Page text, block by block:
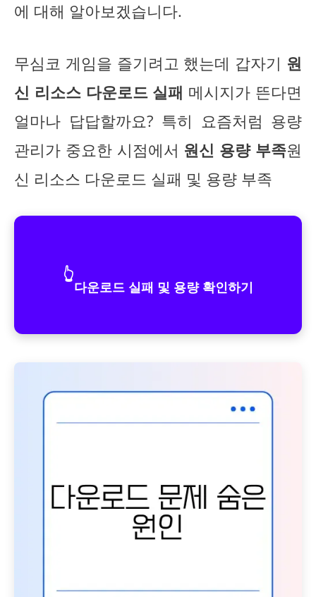
에 대해 알아보겠습니다.
무심코 게임을 즐기려고 했는데 갑자기 원
신 리소스 다운로드 실패 메시지가 뜬다면
얼마나 답답할까요? 특히 요즘처럼 용량
관리가 중요한 시점에서 원신 용량 부족원
신 리소스 다운로드 실패 및 용량 부족
👆
다운로드 실패 및 용량 확인하기